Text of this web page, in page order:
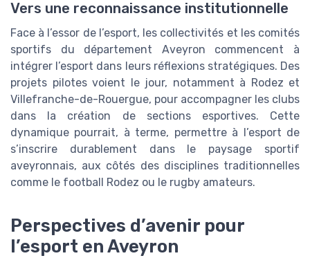
Vers une reconnaissance institutionnelle
Face à l’essor de l’esport, les collectivités et les comités
sportifs du département Aveyron commencent à
intégrer l’esport dans leurs réflexions stratégiques. Des
projets pilotes voient le jour, notamment à Rodez et
Villefranche-de-Rouergue, pour accompagner les clubs
dans la création de sections esportives. Cette
dynamique pourrait, à terme, permettre à l’esport de
s’inscrire durablement dans le paysage sportif
aveyronnais, aux côtés des disciplines traditionnelles
comme le football Rodez ou le rugby amateurs.
Perspectives d’avenir pour
l’esport en Aveyron